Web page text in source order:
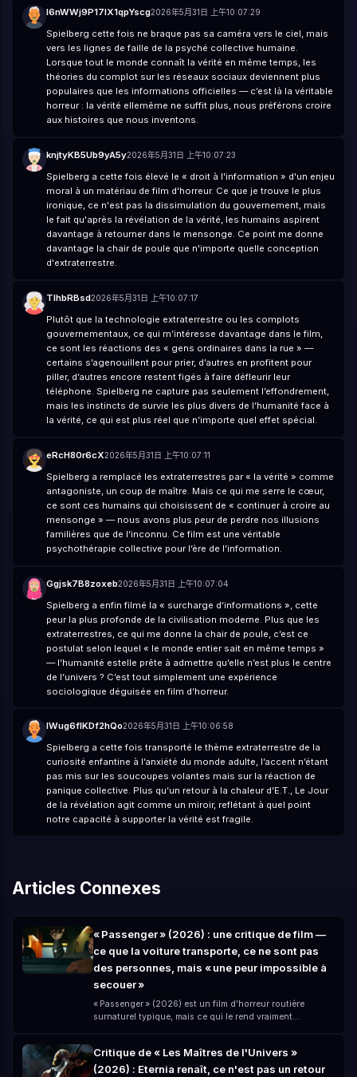
l6nWWj9P17lX1qpYscg2026年5月31日 上午10:07:29
Spielberg cette fois ne braque pas sa caméra vers le ciel, mais
vers les lignes de faille de la psyché collective humaine.
Lorsque tout le monde connaît la vérité en même temps, les
théories du complot sur les réseaux sociaux deviennent plus
populaires que les informations officielles — c’est là la véritable
horreur : la vérité ellemême ne suffit plus, nous préférons croire
aux histoires que nous inventons.
knjtyKB5Ub9yA5y2026年5月31日 上午10:07:23
Spielberg a cette fois élevé le « droit à l'information » d'un enjeu
moral à un matériau de film d'horreur. Ce que je trouve le plus
ironique, ce n'est pas la dissimulation du gouvernement, mais
le fait qu'après la révélation de la vérité, les humains aspirent
davantage à retourner dans le mensonge. Ce point me donne
davantage la chair de poule que n'importe quelle conception
d'extraterrestre.
TIhbRBsd2026年5月31日 上午10:07:17
Plutôt que la technologie extraterrestre ou les complots
gouvernementaux, ce qui m’intéresse davantage dans le film,
ce sont les réactions des « gens ordinaires dans la rue » —
certains s’agenouillent pour prier, d’autres en profitent pour
piller, d’autres encore restent figés à faire défleurir leur
téléphone. Spielberg ne capture pas seulement l’effondrement,
mais les instincts de survie les plus divers de l’humanité face à
la vérité, ce qui est plus réel que n’importe quel effet spécial.
eRcH80r6cX2026年5月31日 上午10:07:11
Spielberg a remplacé les extraterrestres par « la vérité » comme
antagoniste, un coup de maître. Mais ce qui me serre le cœur,
ce sont ces humains qui choisissent de « continuer à croire au
mensonge » — nous avons plus peur de perdre nos illusions
familières que de l’inconnu. Ce film est une véritable
psychothérapie collective pour l’ère de l’information.
Ggjsk7B8zoxeb2026年5月31日 上午10:07:04
Spielberg a enfin filmé la « surcharge d’informations », cette
peur la plus profonde de la civilisation moderne. Plus que les
extraterrestres, ce qui me donne la chair de poule, c’est ce
postulat selon lequel « le monde entier sait en même temps »
— l’humanité estelle prête à admettre qu’elle n’est plus le centre
de l’univers ? C’est tout simplement une expérience
sociologique déguisée en film d’horreur.
lWug6flKDf2hQo2026年5月31日 上午10:06:58
Spielberg a cette fois transporté le thème extraterrestre de la
curiosité enfantine à l’anxiété du monde adulte, l’accent n’étant
pas mis sur les soucoupes volantes mais sur la réaction de
panique collective. Plus qu’un retour à la chaleur d’E.T., Le Jour
de la révélation agit comme un miroir, reflétant à quel point
notre capacité à supporter la vérité est fragile.
Articles Connexes
« Passenger » (2026) : une critique de film —
ce que la voiture transporte, ce ne sont pas
des personnes, mais « une peur impossible à
secouer »
« Passenger » (2026) est un film d’horreur routière
surnaturel typique, mais ce qui le rend vraiment
simplement « emporté le danger avec vous dans la
voiture ». Réalisé par André Øvredal, avec Jacob Scipio,
Critique de « Les Maîtres de l'Univers »
(2026) : Eternia renaît, ce n'est pas un retour